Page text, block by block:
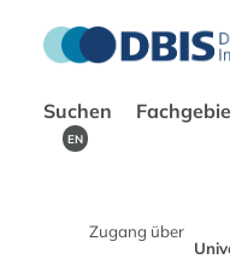
Suchen
EN
Zugang über